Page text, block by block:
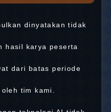
dinyatakan tidak
hasil karya peserta
dari batas periode
tim kami.